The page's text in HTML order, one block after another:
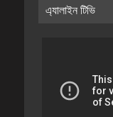
এ্যালাইন টিভি